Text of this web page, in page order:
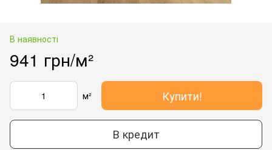
В наявності
941 грн/м²
м² Купити!
В кредит